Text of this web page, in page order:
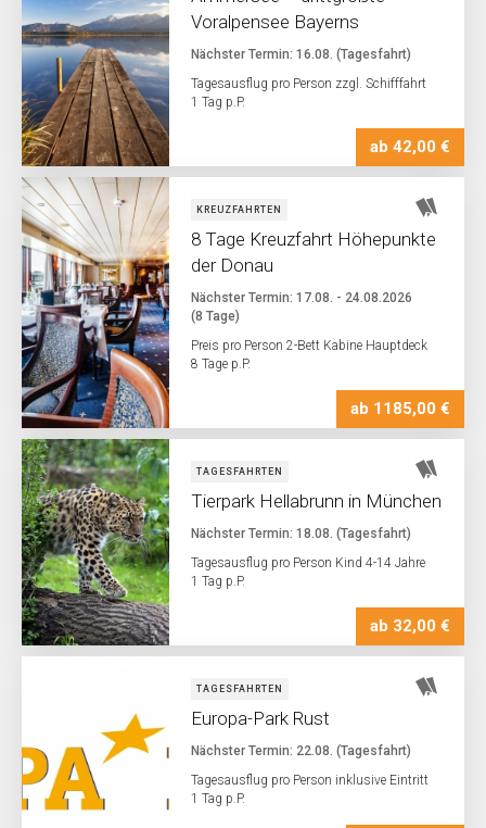
Voralpensee Bayerns
Nächster Termin: 16.08. (Tagesfahrt)
Tagesausflug pro Person zzgl. Schifffahrt
1 Tag p.P.
ab 42,00 €
KREUZFAHRTEN
8 Tage Kreuzfahrt Höhepunkte
der Donau
Nächster Termin: 17.08. - 24.08.2026
(8 Tage)
Preis pro Person 2-Bett Kabine Hauptdeck
8 Tage p.P.
ab 1185,00 €
TAGESFAHRTEN
Tierpark Hellabrunn in München
Nächster Termin: 18.08. (Tagesfahrt)
Tagesausflug pro Person Kind 4-14 Jahre
1 Tag p.P.
ab 32,00 €
TAGESFAHRTEN
Europa-Park Rust
Nächster Termin: 22.08. (Tagesfahrt)
Tagesausflug pro Person inklusive Eintritt
1 Tag p.P.